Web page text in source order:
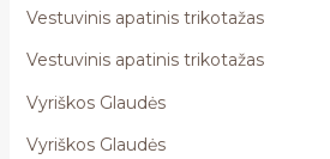
Vestuvinis apatinis trikotažas
Vestuvinis apatinis trikotažas
Vyriškos Glaudės
Vyriškos Glaudės